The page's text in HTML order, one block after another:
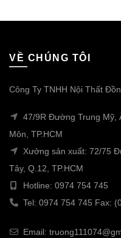
VỀ CHÚNG TÔI
Công Ty TNHH Nội Thất
47/9R Đường Trung Mỹ,
Môn, TP.HCM
Xưởng sản xuất: 72/75
Tây, Q.12, TP.HCM
Hotline: 0974 754 745
Tel: 0974 754 745 Fax:
Email: